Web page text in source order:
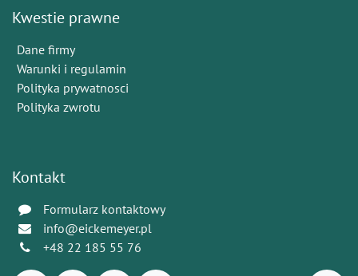
Kwestie prawne
Dane firmy
Warunki i regulamin
Polityka prywatnosci
Polityka zwrotu
Kontakt
Formularz kontaktowy
info@eickemeyer.pl
+48 22 185 55 76